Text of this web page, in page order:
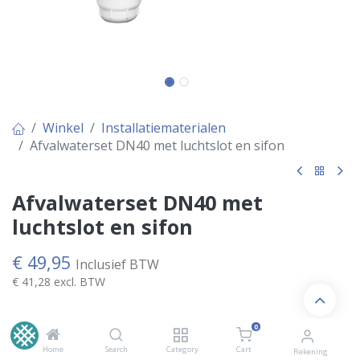
Home Search Category
0
Cart Rekening
Winkel
Installatiematerialen
Afvalwaterset DN40 met luchtslot en sifon
Afvalwaterset DN40 met
luchtslot en sifon
€ 49,95 Inclusief BTW
€ 41,28 excl. BTW
OP VOORRAAD